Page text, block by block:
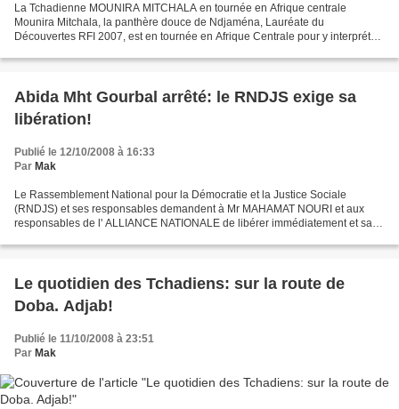
La Tchadienne MOUNIRA MITCHALA en tournée en Afrique centrale
Mounira Mitchala, la panthère douce de Ndjaména, Lauréate du
Découvertes RFI 2007, est en tournée en Afrique Centrale pour y interpréter
Abida Mht Gourbal arrêté: le RNDJS exige sa
libération!
Publié le 12/10/2008 à 16:33
Par Mak
Le Rassemblement National pour la Démocratie et la Justice Sociale
(RNDJS) et ses responsables demandent à Mr MAHAMAT NOURI et aux
responsables de l' ALLIANCE NATIONALE de libérer immédiatement et sans
Le quotidien des Tchadiens: sur la route de
Doba. Adjab!
Publié le 11/10/2008 à 23:51
Par Mak